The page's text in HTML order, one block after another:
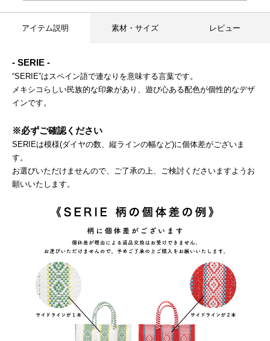
アイテム説明 素材・サイズ レビュー
- SERIE -
“SERIE”はスペイン語で連なりを意味する言葉です。
メキシコらしい民族的な印象があり、遊び心ある配色が個性的なデザ
インです。
※必ずご確認ください
SERIEは模様(ダイヤの数、縦ラインの幅など)に個体差がございま
す。
お選びいただけませんので、ご了承の上、ご検討くださいますようお
願いいたします。